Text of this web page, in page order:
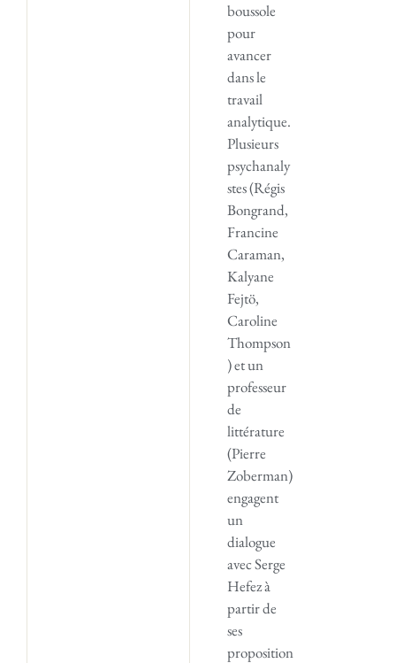
boussole
pour
avancer
dans le
travail
analytique.
Plusieurs
psychanaly
stes (Régis
Bongrand,
Francine
Caraman,
Kalyane
Fejtö,
Caroline
Thompson
) et un
professeur
de
littérature
(Pierre
Zoberman)
engagent
un
dialogue
avec Serge
Hefez à
partir de
ses
proposition